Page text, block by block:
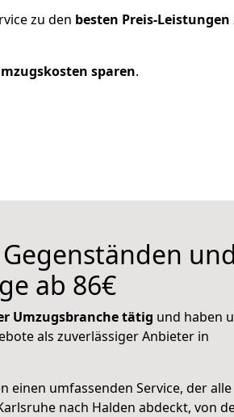
zu den besten Preis-Leistungen
sparen.
und
ab 86€
Umzugsbranche tätig und haben
als zuverlässiger Anbieter in
einen umfassenden Service, der alle
nach Halden abdeckt, von